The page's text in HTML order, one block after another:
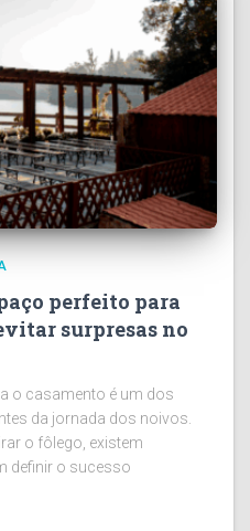
perfeito para
surpresas no
o casamento é um dos
da jornada dos noivos.
o fôlego, existem
definir o sucesso